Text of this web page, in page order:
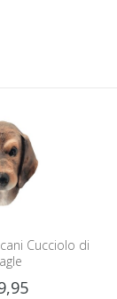
Cucciolo di